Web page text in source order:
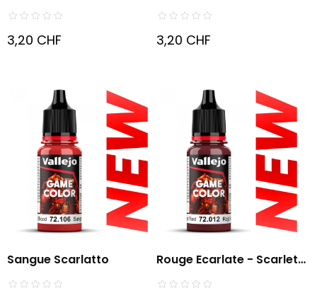
3,20 CHF 3,20 CHF
Sangue Scarlatto
Rouge Ecarlate - Scarlet
Red